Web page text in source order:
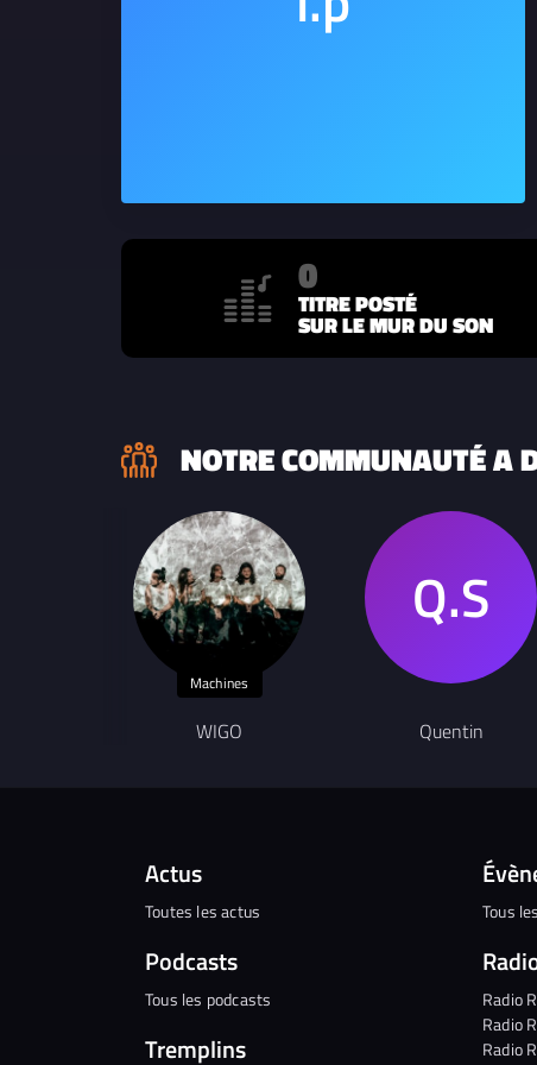
0
TITRE POSTÉ
SUR LE MUR DU SON
NOTRE COMMUNAUTÉ A
Machines
WIGO Quentin
Actus
Toutes les actus
Podcasts
Tous les podcasts
Tremplins
Tous
Radio
Radio
Radio